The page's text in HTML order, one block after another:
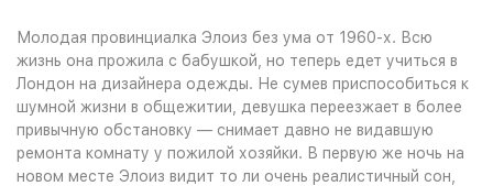
Молодая провинциалка Элоиз без ума от 1960-х. Всю
жизнь она прожила с бабушкой, но теперь едет учиться в
Лондон на дизайнера одежды. Не сумев приспособиться к
шумной жизни в общежитии, девушка переезжает в более
привычную обстановку — снимает давно не видавшую
ремонта комнату у пожилой хозяйки. В первую же ночь на
новом месте Элоиз видит то ли очень реалистичный сон,